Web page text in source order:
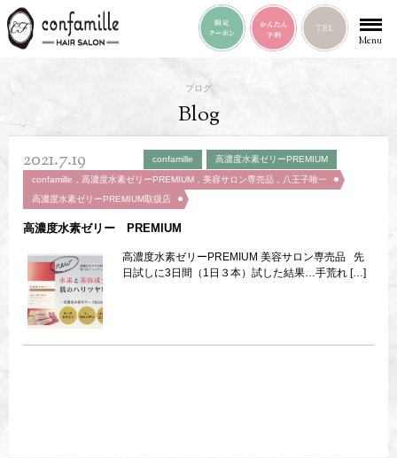
Menu
ブログ
Blog
2021.7.19 confamille 高濃度水素ゼリーPREMIUM
confamille，高濃度水素ゼリーPREMIUM，美容サロン専売品，八王子唯一
高濃度水素ゼリーPREMIUM取扱店
高濃度水素ゼリー PREMIUM
高濃度水素ゼリーPREMIUM 美容サロン専売品 先
日試しに3日間（1日３本）試した結果…手荒れ […]